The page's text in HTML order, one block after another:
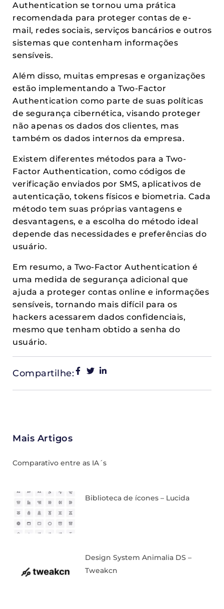
Authentication se tornou uma prática
recomendada para proteger contas de e-
mail, redes sociais, serviços bancários e outros
sistemas que contenham informações
sensíveis.
Além disso, muitas empresas e organizações
estão implementando a Two-Factor
Authentication como parte de suas políticas
de segurança cibernética, visando proteger
não apenas os dados dos clientes, mas
também os dados internos da empresa.
Existem diferentes métodos para a Two-
Factor Authentication, como códigos de
verificação enviados por SMS, aplicativos de
autenticação, tokens físicos e biometria. Cada
método tem suas próprias vantagens e
desvantagens, e a escolha do método ideal
depende das necessidades e preferências do
usuário.
Em resumo, a Two-Factor Authentication é
uma medida de segurança adicional que
ajuda a proteger contas online e informações
sensíveis, tornando mais difícil para os
hackers acessarem dados confidenciais,
mesmo que tenham obtido a senha do
usuário.
Compartilhe:
Mais Artigos
Comparativo entre as IA´s
Biblioteca de ícones – Lucida
Design System Animalia DS –
Tweakcn